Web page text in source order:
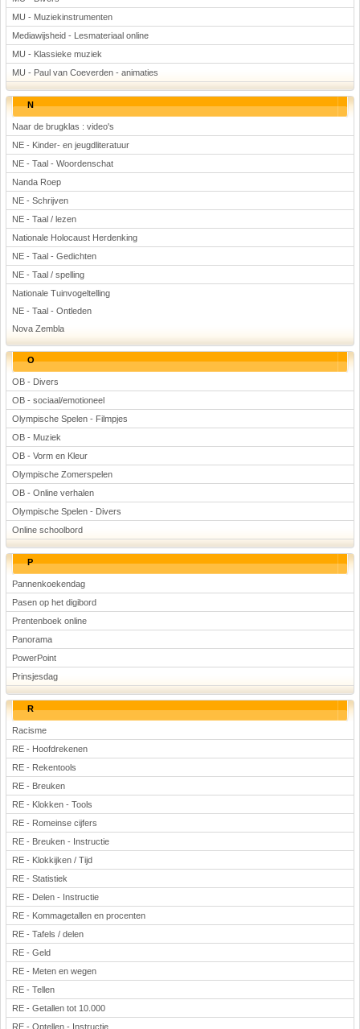
MU - Muziekinstrumenten
Mediawijsheid - Lesmateriaal online
MU - Klassieke muziek
MU - Paul van Coeverden - animaties
N
Naar de brugklas : video's
NE - Kinder- en jeugdliteratuur
NE - Taal - Woordenschat
Nanda Roep
NE - Schrijven
NE - Taal / lezen
Nationale Holocaust Herdenking
NE - Taal - Gedichten
NE - Taal / spelling
Nationale Tuinvogeltelling
NE - Taal - Ontleden
Nova Zembla
O
OB - Divers
OB - sociaal/emotioneel
Olympische Spelen - Filmpjes
OB - Muziek
OB - Vorm en Kleur
Olympische Zomerspelen
OB - Online verhalen
Olympische Spelen - Divers
Online schoolbord
P
Pannenkoekendag
Pasen op het digibord
Prentenboek online
Panorama
PowerPoint
Prinsjesdag
R
Racisme
RE - Hoofdrekenen
RE - Rekentools
RE - Breuken
RE - Klokken - Tools
RE - Romeinse cijfers
RE - Breuken - Instructie
RE - Klokkijken / Tijd
RE - Statistiek
RE - Delen - Instructie
RE - Kommagetallen en procenten
RE - Tafels / delen
RE - Geld
RE - Meten en wegen
RE - Tellen
RE - Getallen tot 10.000
RE - Optellen - Instructie